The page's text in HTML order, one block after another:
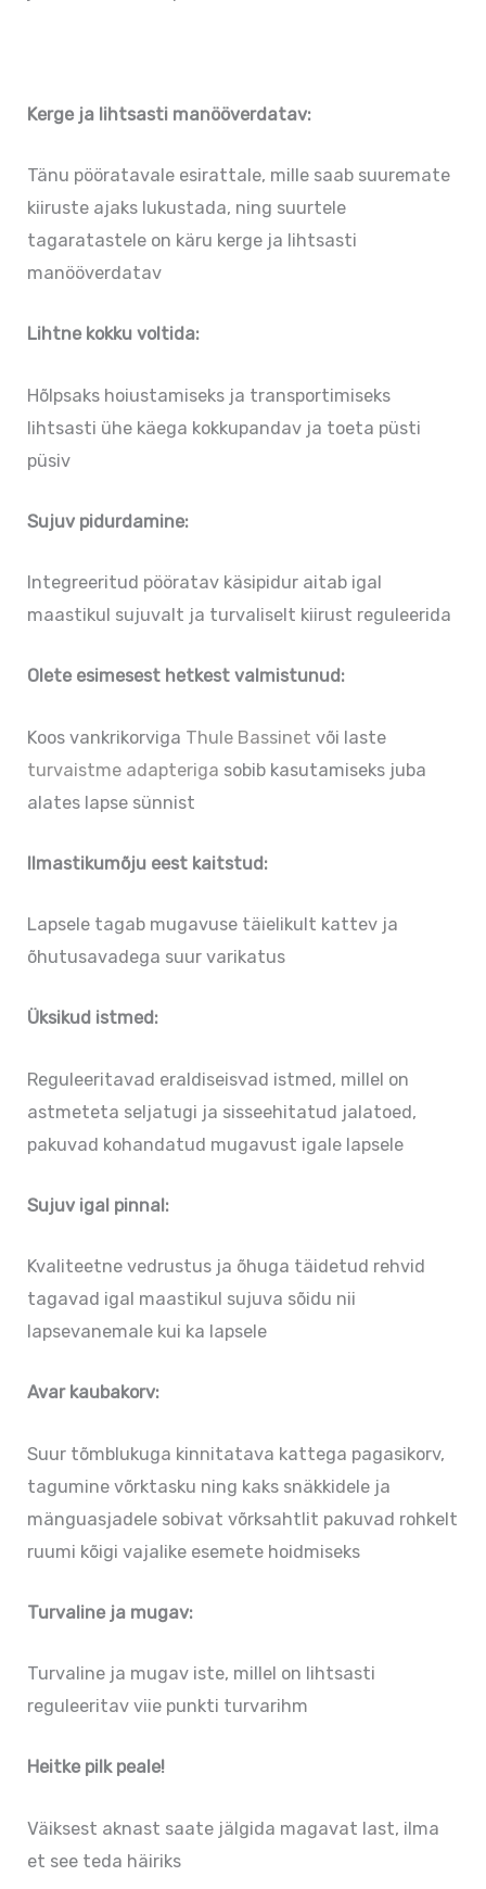
Kerge ja lihtsasti manööverdatav:
Tänu pööratavale esirattale, mille saab suuremate
kiiruste ajaks lukustada, ning suurtele
tagaratastele on käru kerge ja lihtsasti
manööverdatav
Lihtne kokku voltida:
Hõlpsaks hoiustamiseks ja transportimiseks
lihtsasti ühe käega kokkupandav ja toeta püsti
püsiv
Sujuv pidurdamine:
Integreeritud pööratav käsipidur aitab igal
maastikul sujuvalt ja turvaliselt kiirust reguleerida
Olete esimesest hetkest valmistunud:
Koos vankrikorviga Thule Bassinet või laste
turvaistme adapteriga sobib kasutamiseks juba
alates lapse sünnist
Ilmastikumõju eest kaitstud:
Lapsele tagab mugavuse täielikult kattev ja
õhutusavadega suur varikatus
Üksikud istmed:
Reguleeritavad eraldiseisvad istmed, millel on
astmeteta seljatugi ja sisseehitatud jalatoed,
pakuvad kohandatud mugavust igale lapsele
Sujuv igal pinnal:
Kvaliteetne vedrustus ja õhuga täidetud rehvid
tagavad igal maastikul sujuva sõidu nii
lapsevanemale kui ka lapsele
Avar kaubakorv:
Suur tõmblukuga kinnitatava kattega pagasikorv,
tagumine võrktasku ning kaks snäkkidele ja
mänguasjadele sobivat võrksahtlit pakuvad rohkelt
ruumi kõigi vajalike esemete hoidmiseks
Turvaline ja mugav:
Turvaline ja mugav iste, millel on lihtsasti
reguleeritav viie punkti turvarihm
Heitke pilk peale!
Väiksest aknast saate jälgida magavat last, ilma
et see teda häiriks